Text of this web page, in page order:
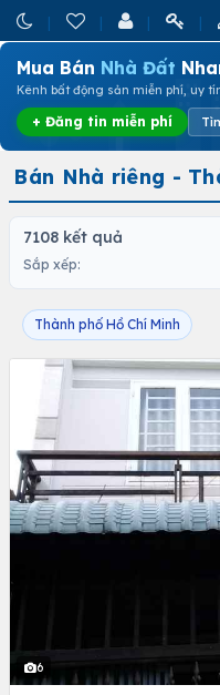
Mua Bán Nhà Đất
Kênh bất động sản miễn phí, uy
+ Đăng tin miễn phí
Bán Nhà riêng -
7108 kết quả
Sắp xếp:
Thành phố Hồ Chí Minh
6